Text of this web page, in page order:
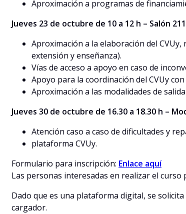
Aproximación a programas de
Jueves 23 de octubre de 10 a 12 h – Salón 211
Aproximación a la elaboración del
extensión y enseñanza).
Vías de acceso a apoyo en caso de
Apoyo para la coordinación del CVUy
Aproximación a las modalidades de
Jueves 30 de octubre de 16.30 a 18.30 h –
Atención caso a caso de dificultades y
plataforma CVUy.
Formulario para inscripción: Enlace aquí
Las personas interesadas en realizar el
Dado que es una plataforma digital, se
cargador.